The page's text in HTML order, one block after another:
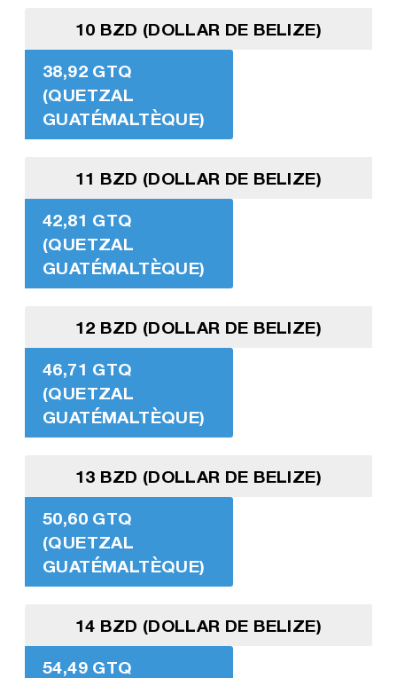
10 BZD (DOLLAR DE BELIZE)
38,92 GTQ
(QUETZAL
GUATÉMALTÈQUE)
11 BZD (DOLLAR DE BELIZE)
42,81 GTQ
(QUETZAL
GUATÉMALTÈQUE)
12 BZD (DOLLAR DE BELIZE)
46,71 GTQ
(QUETZAL
GUATÉMALTÈQUE)
13 BZD (DOLLAR DE BELIZE)
50,60 GTQ
(QUETZAL
GUATÉMALTÈQUE)
14 BZD (DOLLAR DE BELIZE)
54,49 GTQ